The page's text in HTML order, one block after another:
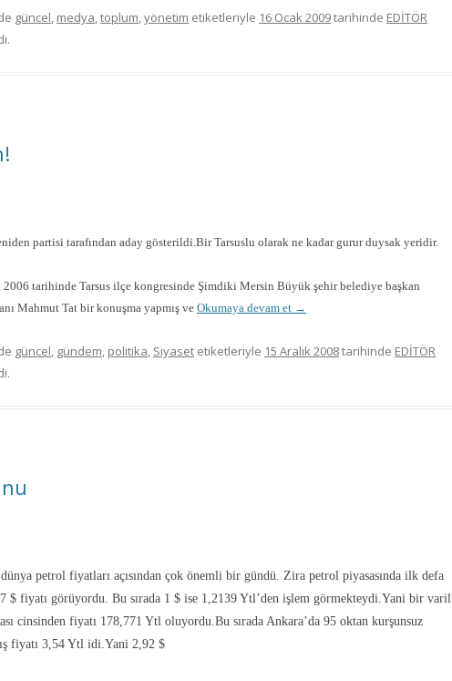
güncel, medya,toplum,yönetim etiketleriyle 16 Ocak 2009tarihinde EDİTÖR
partisi tarafından aday gösterildi.Bir Tarsuslu olarak ne kadar gurur duysak yeridir.
tarihinde Tarsus ilçe kongresinde Şimdiki Mersin Büyük şehir belediye başkan
Mahmut Tat bir konuşma yapmış ve Okumaya devam et →
güncel, gündem, politika, Siyaset etiketleriyle 15 Aralık 2008tarihinde EDİTÖR
petrol fiyatları açısından çok önemli bir gündü. Zira petrol piyasasında ilk defa
$ fiyatı görüyordu. Bu sırada 1 $ ise 1,2139 Ytl’den işlem görmekteydi.Yani bir varil
cinsinden fiyatı 178,771 Ytl oluyordu.Bu sırada Ankara’da 95 oktan kurşunsuz
fiyatı 3,54 Ytl idi.Yani 2,92 $